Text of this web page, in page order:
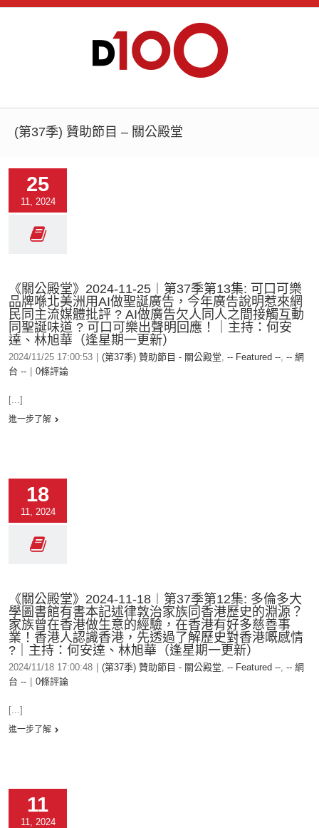
(第37季) 贊助節目 – 關公殿堂
25
11, 2024
《關公殿堂》2024-11-25︱第37季第13集: 可口可樂
品牌喺北美洲用AI做聖誕廣告，今年廣告說明惹來網
民同主流媒體批評 ? AI做廣告欠人同人之間接觸互動
同聖誕味道 ? 可口可樂出聲明回應！｜主持：何安
達、林旭華（逢星期一更新）
2024/11/25 17:00:53 (第37季) 贊助節目 - 關公殿堂, -- Featured --, -- 網
台 --
0條評論
[...]
進一步了解
18
11, 2024
《關公殿堂》2024-11-18︱第37季第12集: 多倫多大
學圖書館有書本記述律敦治家族同香港歷史的淵源？
家族曾在香港做生意的經驗，在香港有好多慈善事
業！香港人認識香港，先透過了解歷史對香港嘅感情
?｜主持：何安達、林旭華（逢星期一更新）
2024/11/18 17:00:48 (第37季) 贊助節目 - 關公殿堂, -- Featured --, -- 網
台 --
0條評論
[...]
進一步了解
11
11, 2024